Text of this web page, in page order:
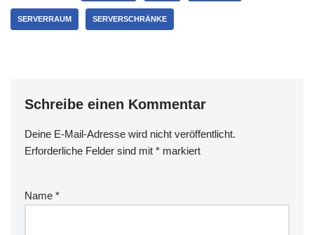
SERVERRAUM SERVERSCHRÄNKE
Schreibe einen Kommentar
Deine E-Mail-Adresse wird nicht veröffentlicht.
Erforderliche Felder sind mit * markiert
Name *